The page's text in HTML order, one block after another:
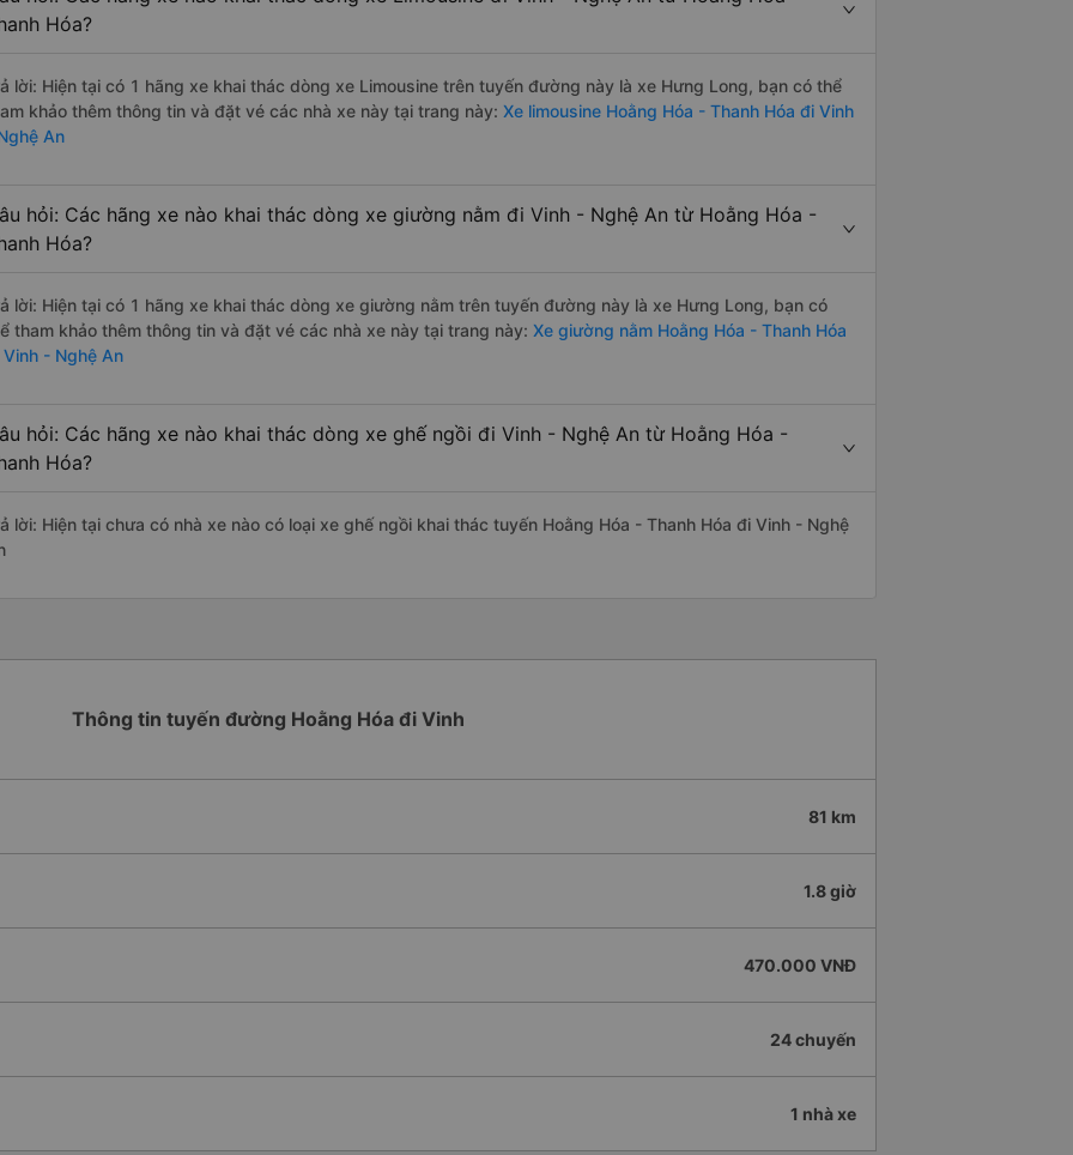
Hóa?
lời: Hiện tại có 1 hãng xe khai thác dòng xe Limousine trên tuyến đường này là xe Hưng Long, bạn có thể
khảo thêm thông tin và đặt vé các nhà xe này tại trang này: Xe limousine Hoằng Hóa - Thanh Hóa đi Vinh
An
hỏi: Các hãng xe nào khai thác dòng xe giường nằm đi Vinh - Nghệ An từ Hoằng Hóa -
Hóa?
lời: Hiện tại có 1 hãng xe khai thác dòng xe giường nằm trên tuyến đường này là xe Hưng Long, bạn có
tham khảo thêm thông tin và đặt vé các nhà xe này tại trang này: Xe giường nằm Hoằng Hóa - Thanh Hóa
- Nghệ An
hỏi: Các hãng xe nào khai thác dòng xe ghế ngồi đi Vinh - Nghệ An từ Hoằng Hóa -
Hóa?
lời: Hiện tại chưa có nhà xe nào có loại xe ghế ngồi khai thác tuyến Hoằng Hóa - Thanh Hóa đi Vinh - Nghệ
Thông tin tuyến đường Hoằng Hóa đi Vinh
81 km
1.8 giờ
470.000 VNĐ
24 chuyến
1 nhà xe